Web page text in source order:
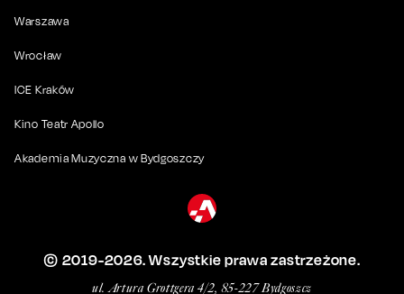
Warszawa
Wrocław
ICE Kraków
Kino Teatr Apollo
Akademia Muzyczna w Bydgoszczy
© 2019-2026. Wszystkie prawa zastrzeżone.
ul. Artura Grottgera 4/2, 85-227 Bydgoszcz